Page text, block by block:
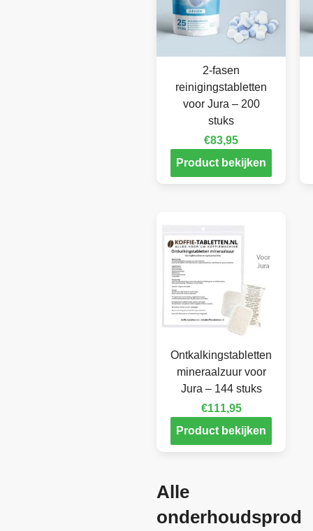
2-fasen
reinigingstabletten
voor Jura – 200
stuks
€83,95
Product bekijken
Ontkalkingstabletten
mineraalzuur voor
Jura – 144 stuks
€111,95
Product bekijken
Alle
onderhoudsprod